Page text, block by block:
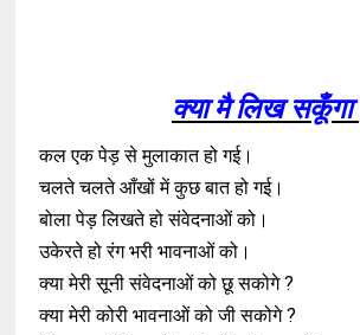
क्या मै लिख सकूँगा
कल एक पेड़ से मुलाकात हो गई।
चलते चलते आँखों में कुछ बात हो गई।
बोला पेड़ लिखते हो संवेदनाओं को।
उकेरते हो रंग भरी भावनाओं को।
क्या मेरी सूनी संवेदनाओं को छू सकोगे ?
क्या मेरी कोरी भावनाओं को जी सकोगे ?